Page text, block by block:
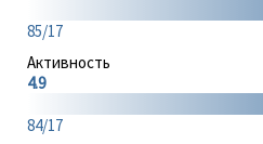
85/17
Активность
4.9
84/17